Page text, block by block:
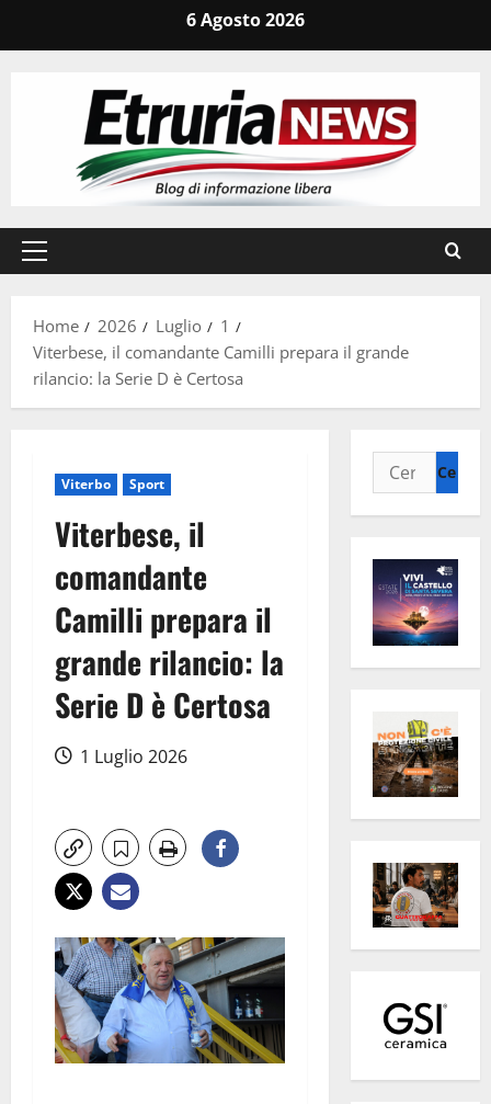
6 Agosto 2026
Menu
Home
2026 Luglio
1
Viterbese, il comandante Camilli prepara il grande
rilancio: la Serie D è Certosa
Viterbo Sport
Viterbese, il
comandante
Camilli prepara il
grande rilancio: la
Serie D è Certosa
1 Luglio 2026
Ricerca
per: